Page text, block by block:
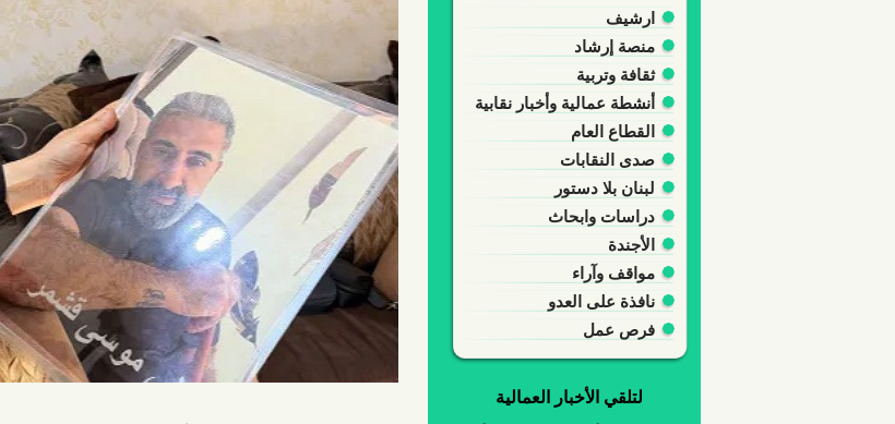
ارشيف
منصة إرشاد
ثقافة وتربية
أنشطة عمالية وأخبار نقابية
القطاع العام
صدى النقابات
لبنان بلا دستور
دراسات وابحاث
الأجندة
مواقف وآراء
نافذة على العدو
فرص عمل
لتلقي الأخبار العمالية